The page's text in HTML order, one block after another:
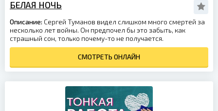
БЕЛАЯ НОЧЬ
Описание: Сергей Туманов видел слишком много смертей за
несколько лет войны. Он предпочел бы это забыть, как
страшный сон, только почему-то не получается.
СМОТРЕТЬ ОНЛАЙН